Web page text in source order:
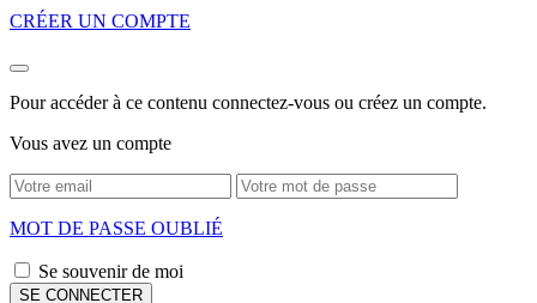
CRÉER UN COMPTE
Pour accéder à ce contenu connectez-vous ou créez un compte.
Vous avez un compte
MOT DE PASSE OUBLIÉ
Se souvenir de moi